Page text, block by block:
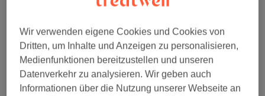
Wir verwenden eigene Cookies und Cookies von
Dritten, um Inhalte und Anzeigen zu personalisieren,
Medienfunktionen bereitzustellen und unseren
Datenverkehr zu analysieren. Wir geben auch
Informationen über die Nutzung unserer Webseite an